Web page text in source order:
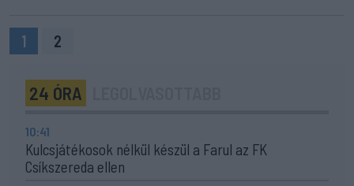
1 2
24 ÓRA
10:41
Kulcsjátékosok nélkül készül a Farul az FK
Csíkszereda ellen